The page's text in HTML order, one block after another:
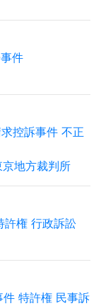
件
控訴事件 不正
地方裁判所
許権 行政訴訟
特許権 民事訴